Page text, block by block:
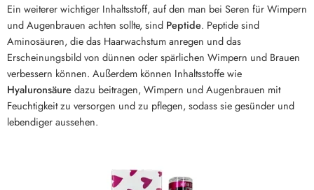
Ein weiterer wichtiger Inhaltsstoff, auf den man bei Seren für Wimpern
und Augenbrauen achten sollte, sind Peptide. Peptide sind
Aminosäuren, die das Haarwachstum anregen und das
Erscheinungsbild von dünnen oder spärlichen Wimpern und Brauen
verbessern können. Außerdem können Inhaltsstoffe wie
Hyaluronsäuredazu beitragen, Wimpern und Augenbrauen mit
Feuchtigkeit zu versorgen und zu pflegen, sodass sie gesünder und
lebendiger aussehen.